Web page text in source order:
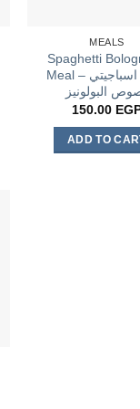
MEALS
Spaghetti
Meal – وجبة اسباجيتي
البولونيز
150.00
ADD TO